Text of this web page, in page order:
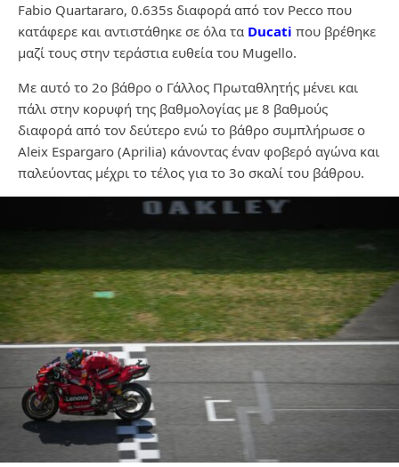
Fabio Quartararo, 0.635s διαφορά από τον Pecco που
κατάφερε και αντιστάθηκε σε όλα τα Ducati που βρέθηκε
μαζί τους στην τεράστια ευθεία του Mugello.
Με αυτό το 2ο βάθρο ο Γάλλος Πρωταθλητής μένει και
πάλι στην κορυφή της βαθμολογίας με 8 βαθμούς
διαφορά από τον δεύτερο ενώ το βάθρο συμπλήρωσε ο
Aleix Espargaro (Aprilia) κάνοντας έναν φοβερό αγώνα και
παλεύοντας μέχρι το τέλος για το 3ο σκαλί του βάθρου.